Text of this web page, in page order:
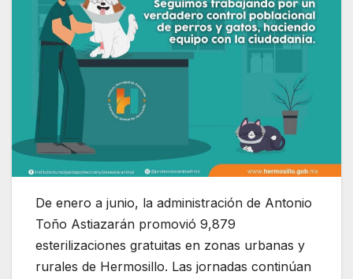
De enero a junio, la administración de Antonio
Toño Astiazarán promovió 9,879
esterilizaciones gratuitas en zonas urbanas y
rurales de Hermosillo. Las jornadas continúan